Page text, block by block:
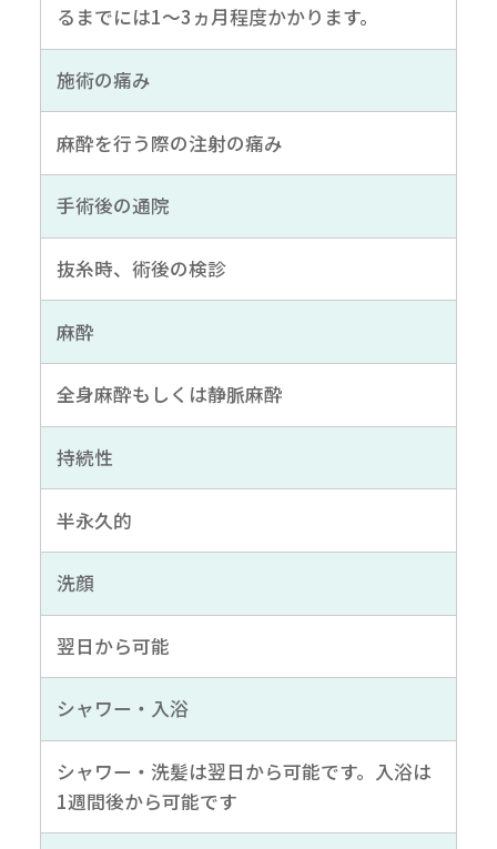
るまでには1～3ヵ月程度かかります。
施術の痛み
麻酔を行う際の注射の痛み
手術後の通院
抜糸時、術後の検診
麻酔
全身麻酔もしくは静脈麻酔
持続性
半永久的
洗顔
翌日から可能
シャワー・入浴
シャワー・洗髪は翌日から可能です。入浴は
1週間後から可能です